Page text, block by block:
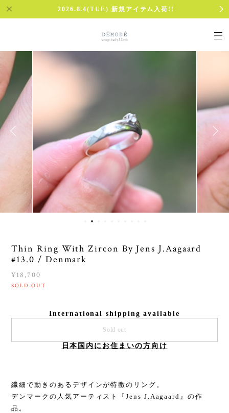
2026.8.4(TUE) 新規アイテム入荷!!
Thin Ring With Zircon By Jens J.Aagaard
#13.0 / Denmark
¥18,700
SOLD OUT
International shipping available
Sold out
日本国内にお住まいの方向け
繊細で動きのあるデザインが特徴のリング。
デンマークの人気アーティスト『Jens J.Aagaard』の作
品。